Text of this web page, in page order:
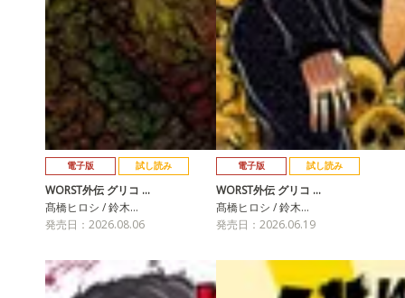
電子版 試し読み
WORST外伝 グリコ …
髙橋ヒロシ / 鈴木…
発売日：2026.08.06
電子版 試し読み
WORST外伝 グリコ …
髙橋ヒロシ / 鈴木…
発売日：2026.06.19